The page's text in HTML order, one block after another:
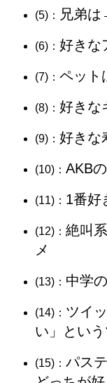
(5)： 兄弟
(6)： 好きな
(7)： ペット
(8)： 好きな
(9)： 好きな
(10)： AKB
(11)： 1番好
(12)： 絶叫
メ
(13)： 中学
(14)： ツイ
い」とい
(15)： パス